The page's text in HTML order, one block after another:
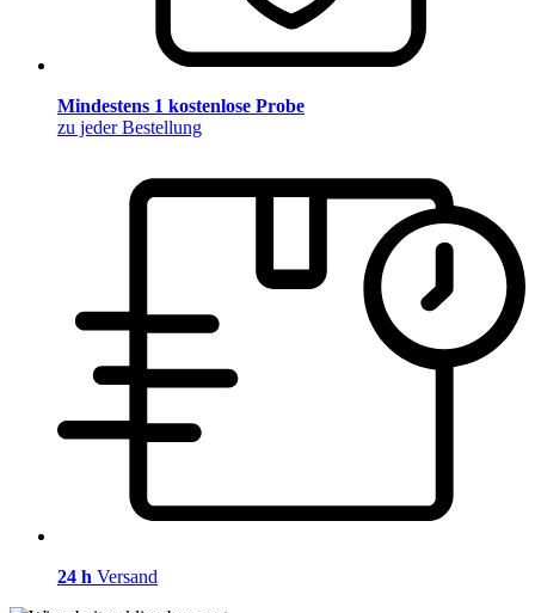
Mindestens 1 kostenlose Probe
zu jeder Bestellung
24 h Versand